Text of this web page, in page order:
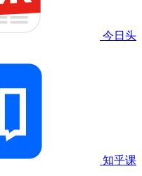
今日头
知乎课